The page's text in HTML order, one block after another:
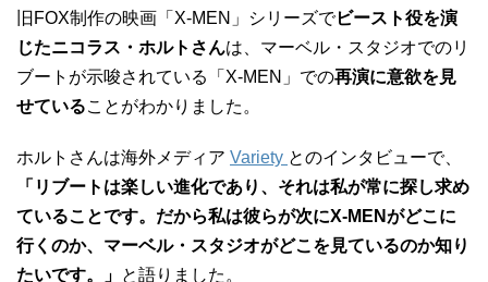
旧FOX制作の映画「X-MEN」シリーズでビースト役を演
じたニコラス・ホルトさんは、マーベル・スタジオでのリ
ブートが示唆されている「X-MEN」での再演に意欲を見
せていることがわかりました。
ホルトさんは海外メディア Variety とのインタビューで、
「リブートは楽しい進化であり、それは私が常に探し求め
ていることです。だから私は彼らが次にX-MENがどこに
行くのか、マーベル・スタジオがどこを見ているのか知り
たいです。」
と語りました。